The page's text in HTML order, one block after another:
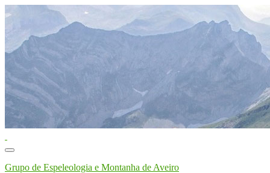
Toggle
navigation
Grupo de Espeleologia e Montanha de Aveiro